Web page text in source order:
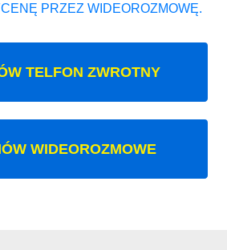
PRZEZ WIDEOROZMOWĘ.
TELFON ZWROTNY
WIDEOROZMOWE